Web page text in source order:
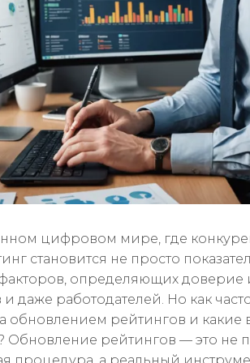
цифровом мире, где
становится не просто
определяющих доверие
даже работодателей. Но как
обновлением рейтингов и
Обновление рейтингов — это не